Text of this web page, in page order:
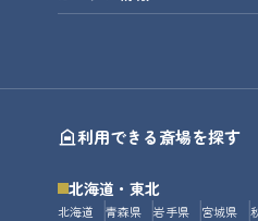
利用できる斎場を探す
北海道・東北
北海道 青森県 岩手県 宮城県